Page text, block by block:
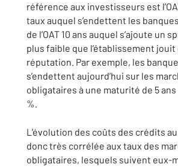
référence aux investisseurs est
taux auquel s’endettent les
de l’OAT 10 ans auquel s’ajoute un
plus faible que l’établissement jouit
réputation. Par exemple, les
s’endettent aujourd’hui sur les
obligataires à une maturité de 5
%.
L’évolution des coûts des crédits
donc très corrélée aux taux des
obligataires, lesquels suivent eux-